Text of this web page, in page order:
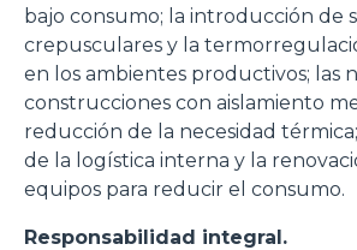
bajo consumo; la introducción de
crepusculares y la
en los ambientes productivos; las
construcciones con aislamiento
reducción de la necesidad
de la logística interna y la
equipos para reducir el consumo.
Responsabilidad integral.